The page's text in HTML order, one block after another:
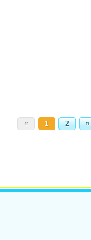
« 1 2 »